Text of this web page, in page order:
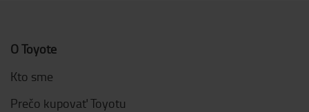
O Toyote
Kto sme
Prečo kupovať Toyotu